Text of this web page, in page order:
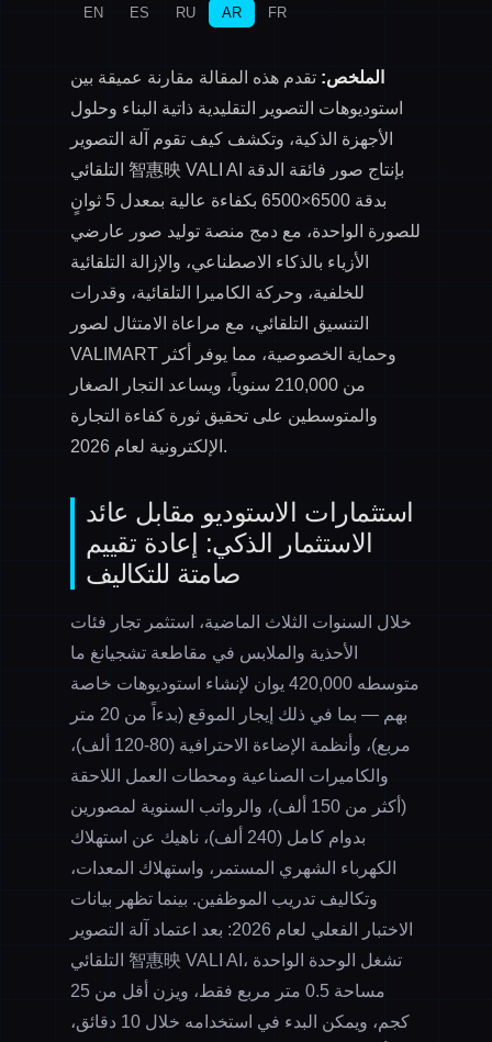
EN ES RU AR FR
الملخص: تقدم هذه المقالة مقارنة عميقة بين
استوديوهات التصوير التقليدية ذاتية البناء وحلول
الأجهزة الذكية، وتكشف كيف تقوم آلة التصوير
التلقائي 智惠映 VALI AI بإنتاج صور فائقة الدقة
بدقة 6500×6500 بكفاءة عالية بمعدل 5 ثوانٍ
للصورة الواحدة، مع دمج منصة توليد صور عارضي
الأزياء بالذكاء الاصطناعي، والإزالة التلقائية
للخلفية، وحركة الكاميرا التلقائية، وقدرات
التنسيق التلقائي، مع مراعاة الامتثال لصور
VALIMART وحماية الخصوصية، مما يوفر أكثر
من 210,000 سنوياً، ويساعد التجار الصغار
والمتوسطين على تحقيق ثورة كفاءة التجارة
الإلكترونية لعام 2026.
استثمارات الاستوديو مقابل عائد
الاستثمار الذكي: إعادة تقييم
صامتة للتكاليف
خلال السنوات الثلاث الماضية، استثمر تجار فئات
الأحذية والملابس في مقاطعة تشجيانغ ما
متوسطه 420,000 يوان لإنشاء استوديوهات خاصة
بهم — بما في ذلك إيجار الموقع (بدءاً من 20 متر
مربع)، وأنظمة الإضاءة الاحترافية (80-120 ألف)،
والكاميرات الصناعية ومحطات العمل اللاحقة
(أكثر من 150 ألف)، والرواتب السنوية لمصورين
بدوام كامل (240 ألف)، ناهيك عن استهلاك
الكهرباء الشهري المستمر، واستهلاك المعدات،
وتكاليف تدريب الموظفين. بينما تظهر بيانات
الاختبار الفعلي لعام 2026: بعد اعتماد آلة التصوير
التلقائي 智惠映 VALI AI، تشغل الوحدة الواحدة
مساحة 0.5 متر مربع فقط، ويزن أقل من 25
كجم، ويمكن البدء في استخدامه خلال 10 دقائق،